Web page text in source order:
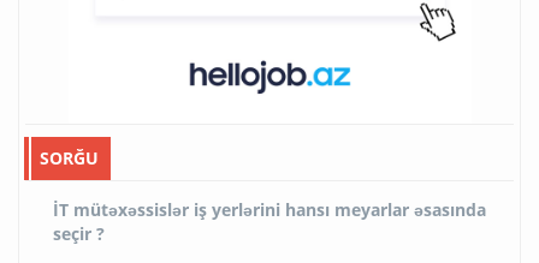
SORĞU
İT mütəxəssislər iş yerlərini hansı meyarlar əsasında
seçir ?